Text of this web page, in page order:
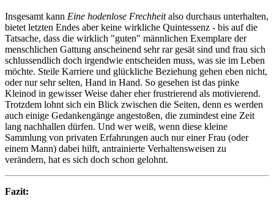
Insgesamt kann Eine hodenlose Frechheitalso durchaus unterhalten,
bietet letzten Endes aber keine wirkliche Quintessenz - bis auf die
Tatsache, dass die wirklich "guten" männlichen Exemplare der
menschlichen Gattung anscheinend sehr rar gesät sind und frau sich
schlussendlich doch irgendwie entscheiden muss, was sie im Leben
möchte. Steile Karriere und glückliche Beziehung gehen eben nicht,
oder nur sehr selten, Hand in Hand. So gesehen ist das pinke
Kleinod in gewisser Weise daher eher frustrierend als motivierend.
Trotzdem lohnt sich ein Blick zwischen die Seiten, denn es werden
auch einige Gedankengänge angestoßen, die zumindest eine Zeit
lang nachhallen dürfen. Und wer weiß, wenn diese kleine
Sammlung von privaten Erfahrungen auch nur einer Frau (oder
einem Mann) dabei hilft, antrainierte Verhaltensweisen zu
verändern, hat es sich doch schon gelohnt.
Fazit: